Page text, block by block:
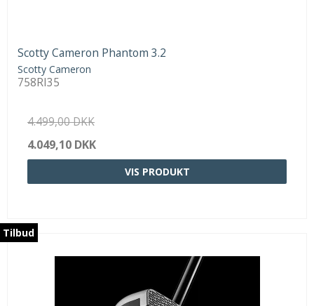
Scotty Cameron Phantom 3.2
Scotty Cameron
758RI35
4.499,00 DKK
4.049,10 DKK
VIS PRODUKT
Tilbud